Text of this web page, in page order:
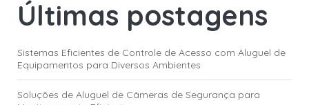
Últimas postagens
Sistemas Eficientes de Controle de Acesso com Aluguel de
Equipamentos para Diversos Ambientes
Soluções de Aluguel de Câmeras de Segurança para